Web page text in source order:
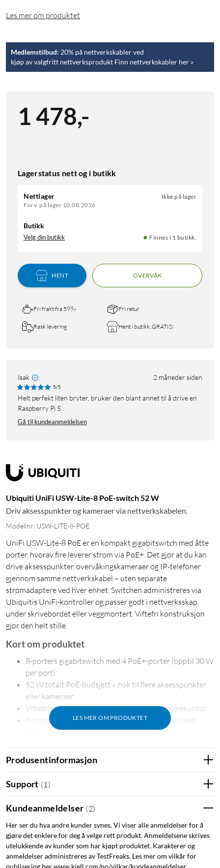
Les mer om produktet
Medlemstilbud: 20% på nettverkskabler ved
kjøp av valgfritt nettverksprodukt Finn nettverkskabler her »
1 478,-
Lagerstatus nett og i butikk
Nettlager
Forv. på lager 10.08.2026
Ikke på lager
Butikk
Velg din butikk Finnes i 1 butikk.
HENT OVERVÅK
Fri frakt fra 599,- Fri retur
Rask levering Hent i butikk, GRATIS!
Isak 2 måneder siden
5/5
Helt perfekt liten bryter, bruker den blant annet til å drive en
Raspberry Pi 5.
Gå til kundeanmeldelsen
Ubiquiti UniFi USW-Lite-8 PoE-switch 52 W
Driv aksesspunkter og kameraer via nettverkskabelen.
Modellnr: USW-LITE-8-POE
UniFi USW-Lite-8 PoE er en kompakt gigabitswitch med åtte
porter, hvorav fire leverer strøm via PoE+. Det gjør at du kan
drive aksesspunkter, overvåkingskameraer og IP-telefoner
gjennom samme nettverkskabel – uten separate
strømadaptere ved hver enhet. Switchen administreres via
Ubiquitis UniFi-kontroller og passer godt i nettverksskap,
under skrivebordet eller veggmontert. Viftefri konstruksjon
gjør den helt stille.
LES MER OM PRODUKTET
Kort om produktet
8-porters gigabitswitch med 4 PoE+-porter (opptil 30 W
per port)
52 W totalt PoE-budsjett – nok til flere aksesspunkter
eller kameraer
Viftefri og helt stille – passer kontor og hjemmekontor
Kompakt format med veggfeste – tar minimalt med
Driv enheter direkte via nettverkskabelen
Fire av de åtte portene støtter PoE+ (802.3af/at), som betyr at
telefoner uten ekstra strømadaptere. Det totale PoE-
budsjettet er 52 W, og hver port leverer opptil 30 W.
Kompakt og helt stille
Produsentinformasjon
Support (1 )
Kundeanmeldelser (2)
Her ser du hva andre kunder synes. Vi viser alle anmeldelser for å
gjøre det enklere for deg å velge rett produkt. Anmeldelsene skrives
utelukkende av kunder som har kjøpt produktet. Karakterer og
anmeldelser administreres av TestFreaks. Les mer om vilkår for